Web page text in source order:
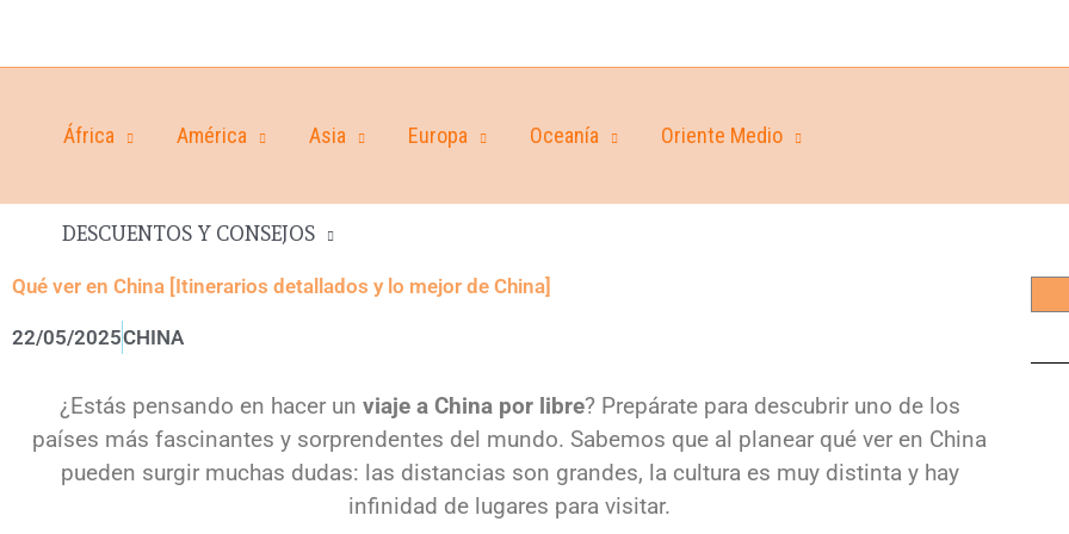
África América Asia Europa Oceanía Oriente Medio
DESCUENTOS Y CONSEJOS
Qué ver en China [Itinerarios detallados y lo mejor de China]
22/05/2025CHINA
¿Estás pensando en hacer un viaje a China por libre? Prepárate para descubrir uno de los
países más fascinantes y sorprendentes del mundo. Sabemos que al planear qué ver en China
pueden surgir muchas dudas: las distancias son grandes, la cultura es muy distinta y hay
infinidad de lugares para visitar.